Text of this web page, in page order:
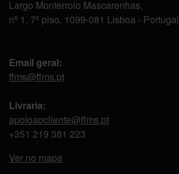
Largo Monterroio Mascarenhas,
nº 1, 7º piso, 1099-081 Lisboa - Portugal
Email geral:
ffms@ffms.pt
Livraria:
apoioaocliente@ffms.pt
+351 219 381 223
Ver no mapa